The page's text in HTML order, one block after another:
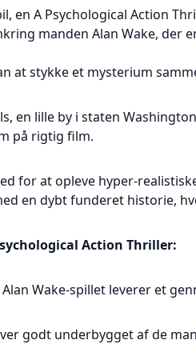
en A Psychological Action
manden Alan Wake, der
at stykke et mysterium
en lille by i staten
på rigtig film.
for at opleve hyper-
en dybt funderet historie,
Action Thriller:
Wake-spillet leverer et
godt underbygget af de